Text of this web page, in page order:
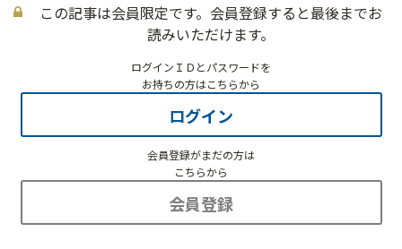
この記事は会員限定です。会員登録すると最後までお
読みいただけます。
ログインＩＤとパスワードを
お持ちの方はこちらから
ログイン
会員登録がまだの方は
こちらから
会員登録